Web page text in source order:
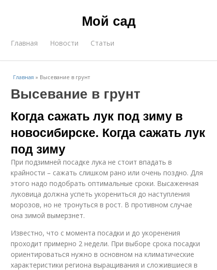
Мой сад
Главная Новости Статьи
Главная » Высевание в грунт
Высевание в грунт
Когда сажать лук под зиму в
новосибирске. Когда сажать лук
под зиму
При подзимней посадке лука не стоит впадать в
крайности – сажать слишком рано или очень поздно. Для
этого надо подобрать оптимальные сроки. Высаженная
луковица должна успеть укорениться до наступления
морозов, но не тронуться в рост. В противном случае
она зимой вымерзнет.
Известно, что с момента посадки и до укоренения
проходит примерно 2 недели. При выборе срока посадки
ориентироваться нужно в основном на климатические
характеристики региона выращивания и сложившиеся в